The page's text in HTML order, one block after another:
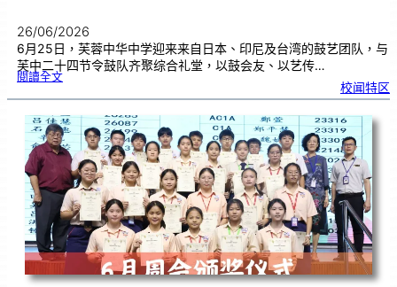
26/06/2026
6月25日，芙蓉中华中学迎来来自日本、印尼及台湾的鼓艺团队，与
芙中二十四节令鼓队齐聚综合礼堂，以鼓会友、以艺传…
閱讀全文:四
队
台
演
出
！
马
日
印
台
在
芙
中
大
舞
台
以
鼓
交
流
校闻特区